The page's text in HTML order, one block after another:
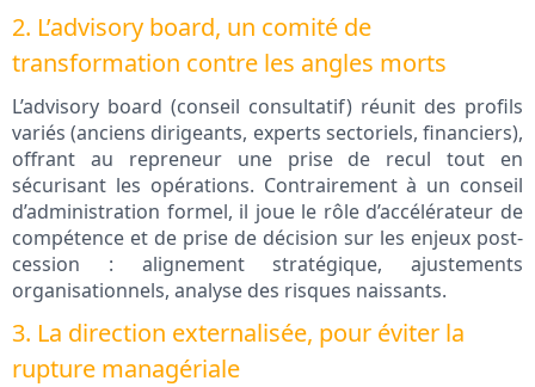
2. L’advisory board, un comité de
transformation contre les angles morts
L’advisory board (conseil consultatif) réunit des profils
variés (anciens dirigeants, experts sectoriels, financiers),
offrant au repreneur une prise de recul tout en
sécurisant les opérations. Contrairement à un conseil
d’administration formel, il joue le rôle d’accélérateur de
compétence et de prise de décision sur les enjeux post-
cession : alignement stratégique, ajustements
organisationnels, analyse des risques naissants.
3. La direction externalisée, pour éviter la
rupture managériale